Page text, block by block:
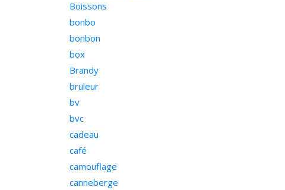
Boissons
bonbo
bonbon
box
Brandy
bruleur
bv
bvc
cadeau
café
camouflage
canneberge